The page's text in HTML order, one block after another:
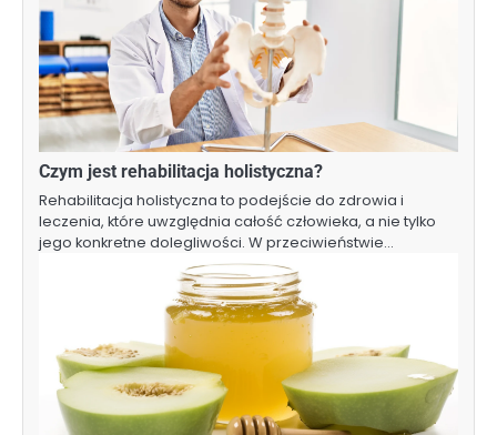
Czym jest rehabilitacja holistyczna?
Rehabilitacja holistyczna to podejście do zdrowia i
leczenia, które uwzględnia całość człowieka, a nie tylko
jego konkretne dolegliwości. W przeciwieństwie…